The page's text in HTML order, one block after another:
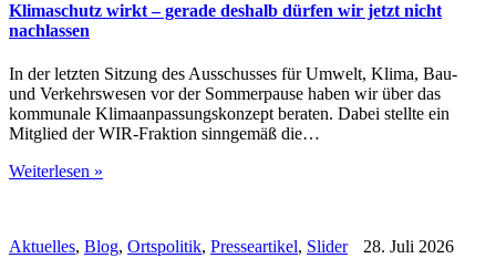
Klimaschutz wirkt – gerade deshalb dürfen wir jetzt nicht
nachlassen
In der letzten Sitzung des Ausschusses für Umwelt, Klima, Bau-
und Verkehrswesen vor der Sommerpause haben wir über das
kommunale Klimaanpassungskonzept beraten. Dabei stellte ein
Mitglied der WIR-Fraktion sinngemäß die…
Weiterlesen »
Aktuelles, Blog, Ortspolitik, Presseartikel, Slider 28. Juli 2026